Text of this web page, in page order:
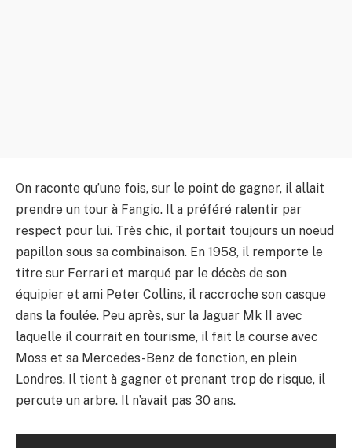
On raconte qu’une fois, sur le point de gagner, il allait
prendre un tour à Fangio. Il a préféré ralentir par
respect pour lui. Très chic, il portait toujours un noeud
papillon sous sa combinaison. En 1958, il remporte le
titre sur Ferrari et marqué par le décès de son
équipier et ami Peter Collins, il raccroche son casque
dans la foulée. Peu après, sur la Jaguar Mk II avec
laquelle il courrait en tourisme, il fait la course avec
Moss et sa Mercedes-Benz de fonction, en plein
Londres. Il tient à gagner et prenant trop de risque, il
percute un arbre. Il n’avait pas 30 ans.